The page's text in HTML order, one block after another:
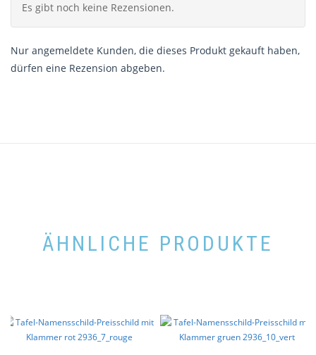
Es gibt noch keine Rezensionen.
Nur angemeldete Kunden, die dieses Produkt gekauft haben,
dürfen eine Rezension abgeben.
ÄHNLICHE PRODUKTE